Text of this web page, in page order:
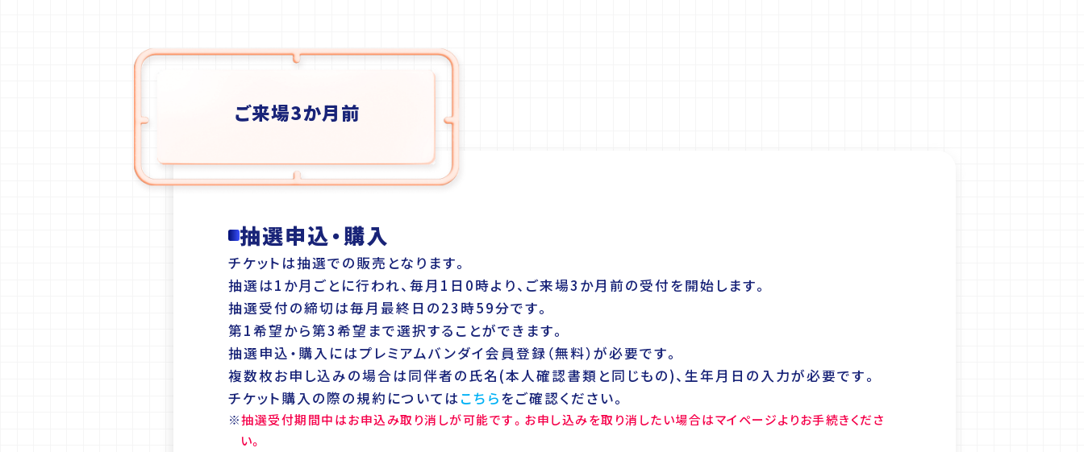
ご来場3か月前
抽選申込・購入
チケットは抽選での販売となります。
抽選は1か月ごとに行われ、毎月1日0時より、ご来場3か月前の受付を開始します。
抽選受付の締切は毎月最終日の23時59分です。
第1希望から第3希望まで選択することができます。
抽選申込・購入にはプレミアムバンダイ会員登録（無料）が必要です。
複数枚お申し込みの場合は同伴者の氏名(本人確認書類と同じもの)、生年月日の入力が必要です。
チケット購入の際の規約についてはこちらをご確認ください。
※抽選受付期間中はお申込み取り消しが可能です。お申し込みを取り消したい場合はマイページよりお手続きくださ
い。